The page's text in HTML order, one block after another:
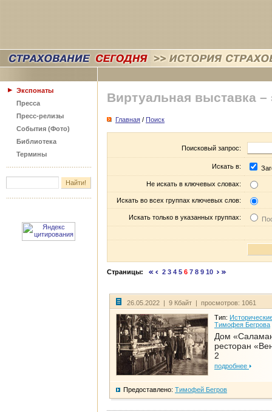
Экспонаты
Пресса
Пресс-релизы
События (Фото)
Библиотека
Термины
Виртуальная выставка –
Главная / Поиск
Поисковый запрос:
Искать в:
Не искать в ключевых словах:
Искать во всех группах ключевых слов:
Искать только в указанных группах:
Страницы: 2 3 4 5 6 7 8 9 10
26.05.2022 | 9 Кбайт | просмотров: 1061
Тип:
Тимофея Бегрова
Дом
ресторан
2
подробнее
Предоставлено: Тимофей Бегров